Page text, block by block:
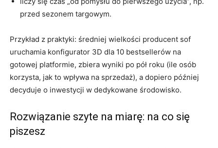
przed sezonem targowym.
Przykład z praktyki: średniej wielkości producent sof
uruchamia konfigurator 3D dla 10 bestsellerów na
gotowej platformie, zbiera wyniki po pół roku (ile osób
korzysta, jak to wpływa na sprzedaż), a dopiero później
decyduje o inwestycji w dedykowane środowisko.
Rozwiązanie szyte na miarę: na co się
piszesz